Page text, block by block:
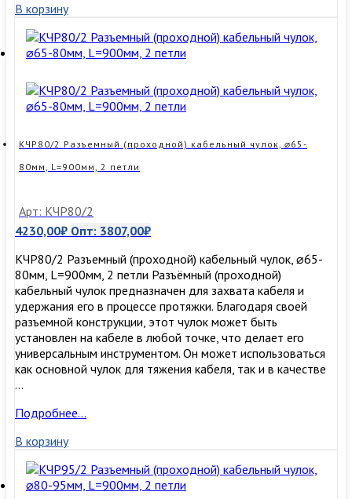
(проходной)
кабельный
чулок,
⌀50-
L=900мм,
В корзину
КЧР80/2 Разъемный (проходной) кабельный чулок, ⌀65-
80мм, L=900мм, 2 петли
Арт: КЧР80/2
4230,00₽ Опт: 3807,00₽
КЧР80/2 Разъемный (проходной) кабельный чулок, ⌀65-
80мм, L=900мм, 2 петли Разъёмный (проходной)
кабельный чулок предназначен для захвата кабеля и
удержания его в процессе протяжки. Благодаря своей
разъемной конструкции, этот чулок может быть
установлен на кабеле в любой точке, что делает его
универсальным инструментом. Он может использоваться
как основной чулок для тяжения кабеля, так и в качестве
…
КЧР80/2
(проходной)
кабельный
чулок,
⌀65-
Подробнее…
В корзину